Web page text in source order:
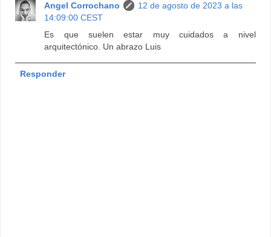
Angel Corrochano
12 de agosto de 2023 a las
14:09:00 CEST
Es que suelen estar muy cuidados a nivel
arquitectónico. Un abrazo Luis
Responder